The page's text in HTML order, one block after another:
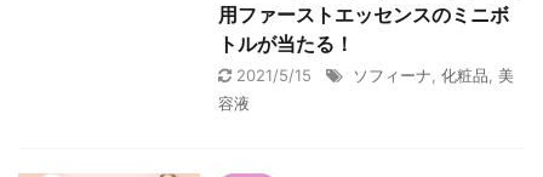
用ファーストエッセンスのミニボ
トルが当たる！
2021/5/15 ソフィーナ 化粧品
美
容液